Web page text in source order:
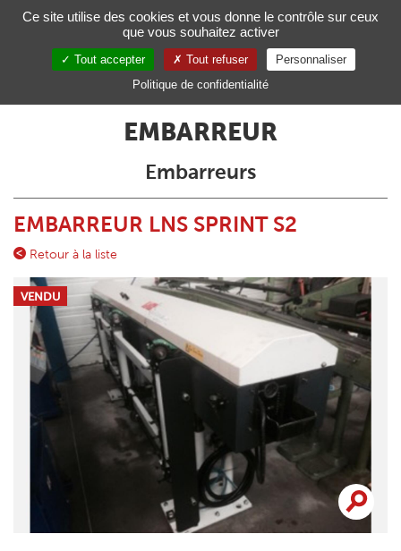
EMBARREUR
Embarreurs
EMBARREUR LNS SPRINT S2
Retour à la liste
VENDU
Gestion de vos préférences sur les cookies
Ce site utilise des cookies et vous donne le contrôle sur ceux
que vous souhaitez activer
Tout accepter Tout refuser
Personnaliser
Politique de confidentialité